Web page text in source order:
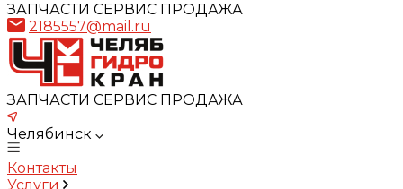
ЗАПЧАСТИ СЕРВИС ПРОДАЖА
2185557@mail.ru
ЗАПЧАСТИ СЕРВИС ПРОДАЖА
Челябинск
Контакты
Услуги